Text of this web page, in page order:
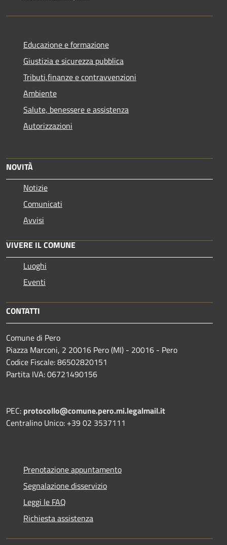
Educazione e formazione
Giustizia e sicurezza pubblica
Tributi,finanze e contravvenzioni
Ambiente
Salute, benessere e assistenza
Autorizzazioni
NOVITÀ
Notizie
Comunicati
Avvisi
VIVERE IL COMUNE
Luoghi
Eventi
CONTATTI
Comune di Pero
Piazza Marconi, 2 20016 Pero (MI) - 20016 - Pero
Codice Fiscale: 86502820151
Partita IVA: 06721490156
PEC: protocollo@comune.pero.mi.legalmail.it
Centralino Unico: +39 02 3537111
Prenotazione appuntamento
Segnalazione disservizio
Leggi le FAQ
Richiesta assistenza